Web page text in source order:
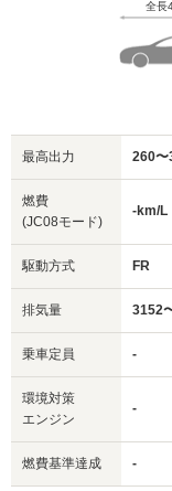
全長
最高出力 260〜
燃費
(JC08モード)
-km/L
駆動方式 FR
排気量 3152
乗車定員 -
環境対策
エンジン
-
燃費基準達成 -